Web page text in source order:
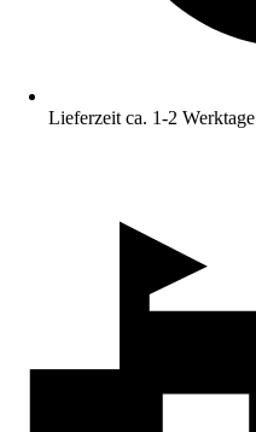
Lieferzeit ca. 1-2 Werktage